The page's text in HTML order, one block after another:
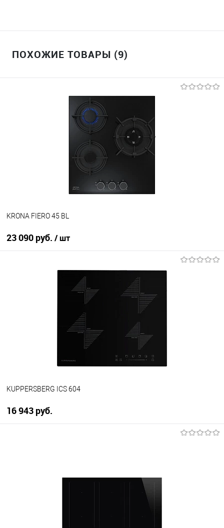
ПОХОЖИЕ ТОВАРЫ (9)
KRONA FIERO 45 BL
23 090 руб. / шт
KUPPERSBERG ICS 604
16 943 руб.